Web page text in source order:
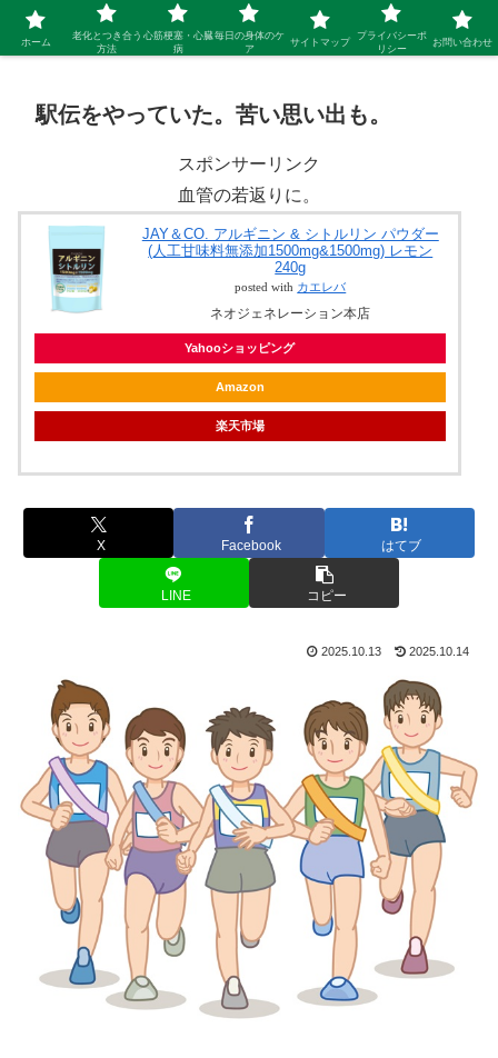
シニア 新しい人生を開拓するブログ
駅伝をやっていた。苦い思い出も。
スポンサーリンク
血管の若返りに。
JAY＆CO. アルギニン & シトルリン パウダー
(人工甘味料無添加1500mg&1500mg) レモン
240g
posted with カエレバ
ネオジェネレーション本店
Yahooショッピング
Amazon
楽天市場
X Facebook はてブ
LINE コピー
2025.10.13 2025.10.14
ホーム
老化とつき合う
方法
心筋梗塞・心臓
病
毎日の身体のケ
ア
サイトマップ
プライバシーポ
リシー
お問い合わせ